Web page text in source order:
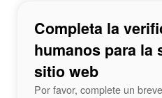
Completa la
humanos para la
sitio web
Por favor, complete un